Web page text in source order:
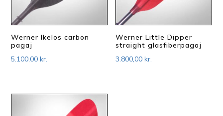
Werner Ikelos carbon
pagaj
5.100,00kr.
Werner Little Dipper
straight glasfiberpagaj
3.800,00kr.